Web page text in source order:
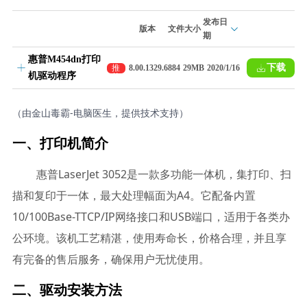
版本 文件大小
发布日
期
惠普M454dn打印
机驱动程序
推
荐
8.00.1329.6884 29MB 2020/1/16 下载
（由金山毒霸-电脑医生，提供技术支持）
一、打印机简介
惠普LaserJet 3052是一款多功能一体机，集打印、扫
描和复印于一体，最大处理幅面为A4。它配备内置
10/100Base-TTCP/IP网络接口和USB端口，适用于各类办
公环境。该机工艺精湛，使用寿命长，价格合理，并且享
有完备的售后服务，确保用户无忧使用。
二、驱动安装方法